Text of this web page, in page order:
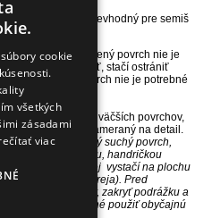
kože a koženky, nevhodný pre semiš
sa používa. Farbený povrch nie je
pripravovať, stačí ostrániť
Prefarbený povrch nie je potrebné
prefarbenie skôr väčších povrchov,
citlivý prístup zameraný na detail.
priamo na čistý suchý povrch,
najskôr očistiť kefkou, handričkou
. Jeden sprej vystačí na plochu
aplikácii 1 vrstvy spreja). Pred
vybrať šnúrky, zakryť podrážku a
K tomu je vhodné použiť obyčajnú
cookie
všetkých
zásadami
viac